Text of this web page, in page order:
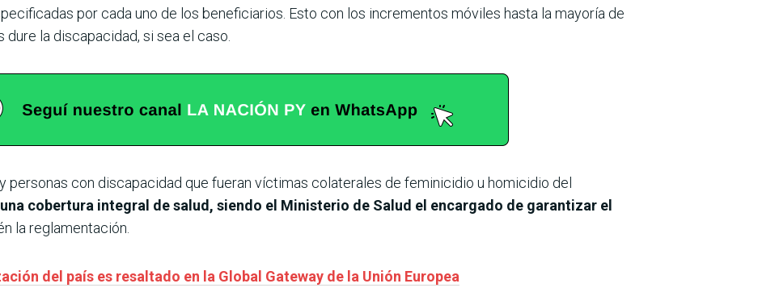
por cada uno de los beneficiarios. Esto con los incrementos móviles hasta la mayoría de
la discapacidad, si sea el caso.
personas con discapacidad que fueran víctimas colaterales de feminicidio u homicidio del
cobertura integral de salud, siendo el Ministerio de Salud el encargado de garantizar el
la reglamentación.
del país es resaltado en la Global Gateway de la Unión Europea